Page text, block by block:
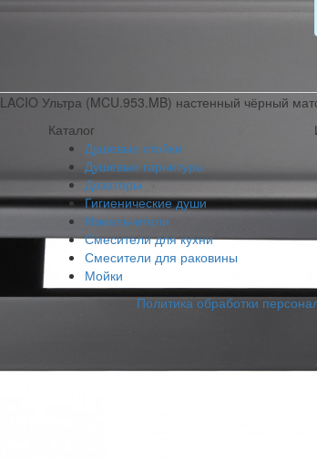
Ультра (MCU.953.MB) настенный чёрный
Каталог
Душевые стойки
Душевые гарнитуры
Дозаторы
Гигиенические души
Измельчители
Смесители для кухни
Смесители для раковины
Мойки
Политика обработки
нашем веб-сайте, что позволяет нам улучшать
дать разрешение. Более подробные